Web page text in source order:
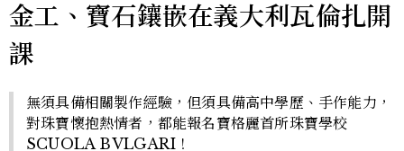
金工、寶石鑲嵌在義大利瓦倫扎開
課
無須具備相關製作經驗，但須具備高中學歷、手作能力，
對珠寶懷抱熱情者，都能報名寶格麗首所珠寶學校
SCUOLA BVLGARI！